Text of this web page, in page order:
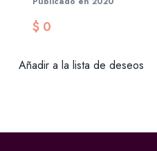
$0
Añadir a la lista de deseos